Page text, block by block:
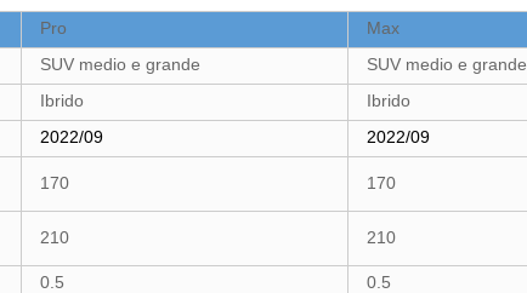
Pro
Max
SUV medio e grande
SUV medio e grande
Ibrido
Ibrido
2022/09
2022/09
170 170
210 210
0.5
0.5